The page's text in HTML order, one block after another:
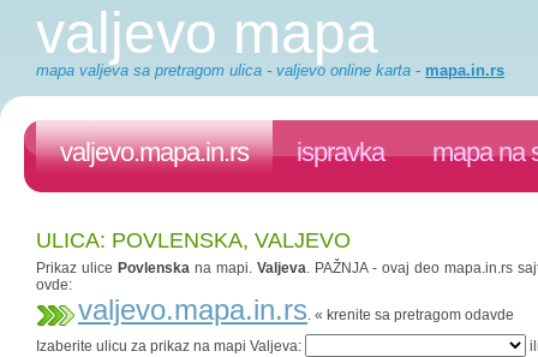
valjevo mapa
mapa valjeva sa pretragom ulica - valjevo online karta - mapa.in.rs
valjevo.mapa.in.rs ispravka mapa na
ULICA: POVLENSKA, VALJEVO
Prikaz ulice Povlenskana mapi. Valjeva. PAŽNJA - ovaj deo mapa.in.rs
ovde:
valjevo.mapa.in.rs. « krenite sa pretragom odavde
Izaberite ulicu za prikaz na mapi Valjeva: